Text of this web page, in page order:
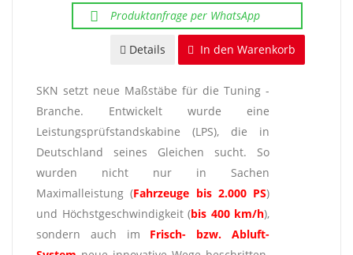
Produktanfrage per WhatsApp
In den Warenkorb
Details
SKN setzt neue Maßstäbe für die Tuning -
Branche. Entwickelt wurde eine
Leistungsprüfstandskabine (LPS), die in
Deutschland seines Gleichen sucht. So
wurden nicht nur in Sachen
Maximalleistung (Fahrzeuge bis 2.000 PS)
und Höchstgeschwindigkeit (bis 400 km/h),
sondern auch im Frisch- bzw. Abluft-